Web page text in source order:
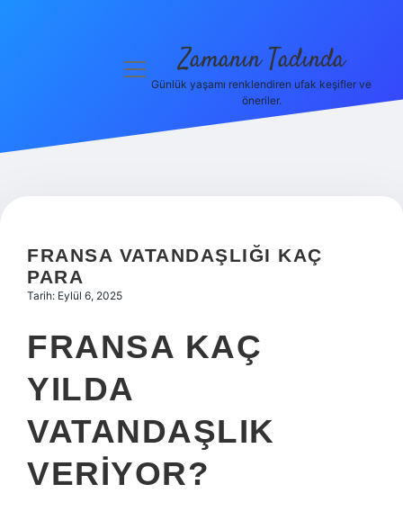
Hakkımızda
menüyüZamanın Tadında
Günlük yaşamı renklendiren ufak keşifler ve
öneriler.
FRANSA VATANDAŞLIĞI KAÇ
PARA
Tarih: Eylül 6, 2025
FRANSA KAÇ
YILDA
VATANDAŞLIK
VERIYOR?